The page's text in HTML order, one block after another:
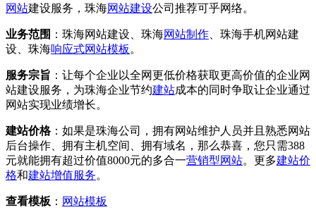
网站建设服务，珠海网站建设公司推荐可乎网络。
业务范围 ：珠海网站建设、珠海网站制作 、珠海手机网站建
设、珠海响应式网站模板 。
服务宗旨 ：让每个企业以全网更低价格获取更高价值的企业网
站建设服务，为珠海企业节约建站成本的同时争取让企业通过
网站实现业绩增长。
建站价格：如果是珠海公司，拥有网站维护人员并且熟悉网站
后台操作、拥有主机空间、拥有域名，那么恭喜，您只需388
元就能拥有超过价值8000元的多合一营销型网站。更多建站价
格和建站增值服务。
查看模板 ： 网站模板